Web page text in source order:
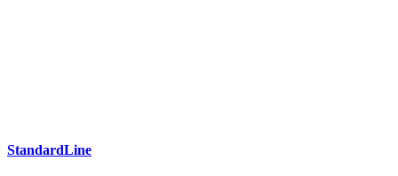
StandardLine